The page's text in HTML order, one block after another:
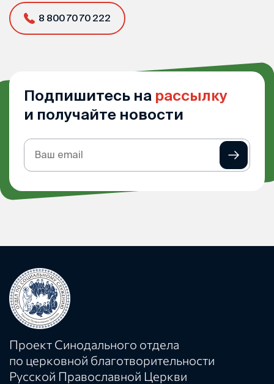
8 800 70 70 222
Подпишитесь на рассылку
и получайте новости
Подписка
на
Проект Синодального отдела
по церковной благотворительности
Русской Православной Церкви